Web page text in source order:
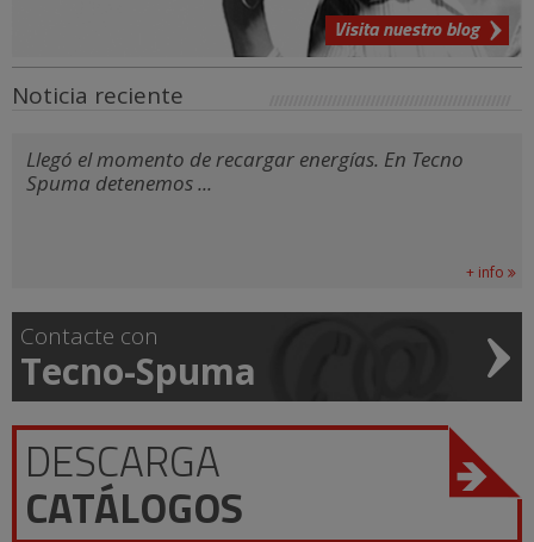
Visita nuestro blog
Noticia reciente
Llegó el momento de recargar energías. En Tecno
Spuma detenemos ...
+ info
Contacte con
Tecno-Spuma
DESCARGA
CATÁLOGOS